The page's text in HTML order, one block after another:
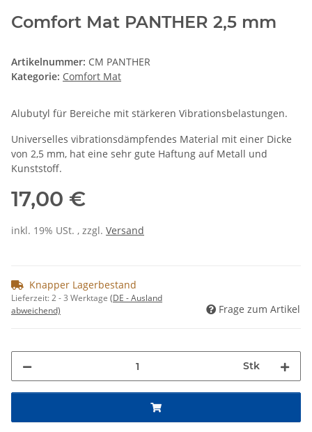
Comfort Mat PANTHER 2,5 mm
Artikelnummer: CM PANTHER
Kategorie: Comfort Mat
Alubutyl für Bereiche mit stärkeren Vibrationsbelastungen.
Universelles vibrationsdämpfendes Material mit einer Dicke
von 2,5 mm, hat eine sehr gute Haftung auf Metall und
Kunststoff.
17,00 €
inkl. 19% USt. , zzgl. Versand
Knapper Lagerbestand
Lieferzeit:2 - 3 Werktage (DE - Ausland
abweichend)
Frage zum Artikel
Stk